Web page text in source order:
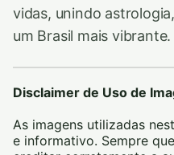
vidas, unindo
um Brasil mais vibrante.
Disclaimer de Uso de
As imagens utilizadas
e informativo. Sempre